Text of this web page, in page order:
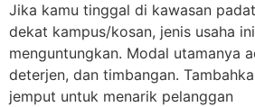
Jika kamu tinggal di kawasan
dekat kampus/kosan, jenis usaha
menguntungkan. Modal utamanya
deterjen, dan timbangan.
jemput untuk menarik pelanggan